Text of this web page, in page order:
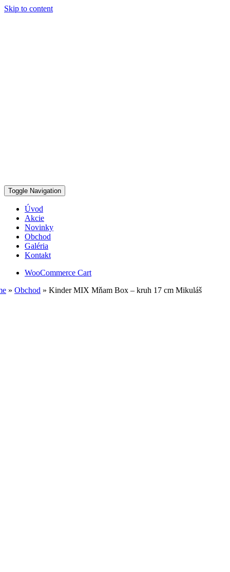
Skip to content
Toggle Navigation
Úvod
Akcie
Novinky
Obchod
Galéria
Kontakt
WooCommerce Cart
» Obchod » Kinder MIX Mňam Box – kruh 17 cm Mikuláš